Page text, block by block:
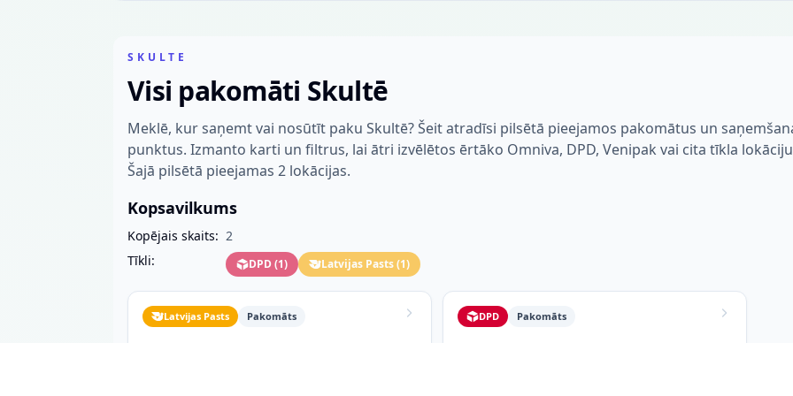
SKULTE
Visi pakomāti Skultē
Meklē, kur saņemt vai nosūtīt paku Skultē? Šeit atradīsi pilsētā pieejamos pakomātus un
punktus. Izmanto karti un filtrus, lai ātri izvēlētos ērtāko Omniva, DPD, Venipak vai cita tīkla
Šajā pilsētā pieejamas 2 lokācijas.
Kopsavilkums
Kopējais skaits: 2
Tīkli:
DPD(1) Latvijas Pasts(1)
Latvijas Pasts Pakomāts DPD Pakomāts